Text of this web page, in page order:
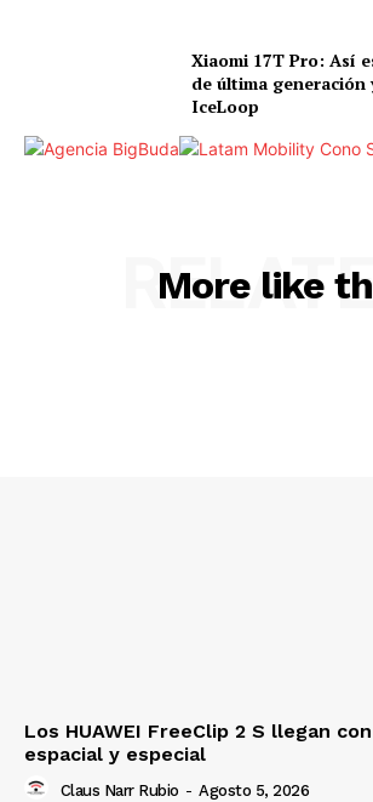
Xiaomi 17T Pro: Así
de última generación
IceLoop
More like
Los HUAWEI FreeClip 2 S llegan
espacial y especial
Claus Narr Rubio - Agosto 5, 2026